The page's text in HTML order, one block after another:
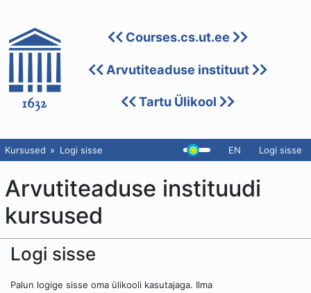
Courses.cs.ut.ee
Arvutiteaduse instituut
Tartu Ülikool
Kursused Logi sisse EN Logi sisse
Arvutiteaduse instituudi
kursused
Logi sisse
Palun logige sisse oma ülikooli kasutajaga. Ilma